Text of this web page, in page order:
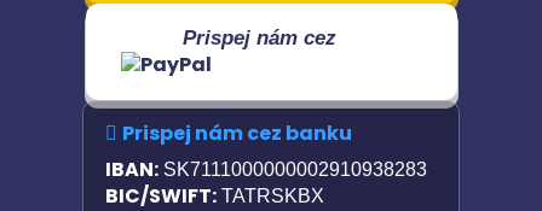
Prispej nám cez
Prispej nám cez banku
IBAN: SK7111000000002910938283
BIC/SWIFT: TATRSKBX